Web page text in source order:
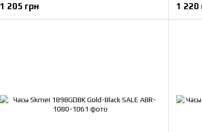
1 205 грн
1 220